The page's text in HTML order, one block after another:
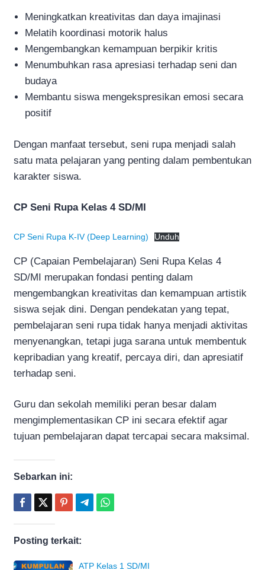
Meningkatkan kreativitas dan daya imajinasi
Melatih koordinasi motorik halus
Mengembangkan kemampuan berpikir kritis
Menumbuhkan rasa apresiasi terhadap seni dan
budaya
Membantu siswa mengekspresikan emosi secara
positif
Dengan manfaat tersebut, seni rupa menjadi salah
satu mata pelajaran yang penting dalam pembentukan
karakter siswa.
CP Seni Rupa Kelas 4 SD/MI
CP Seni Rupa K-IV (Deep Learning) Unduh
CP (Capaian Pembelajaran) Seni Rupa Kelas 4
SD/MI merupakan fondasi penting dalam
mengembangkan kreativitas dan kemampuan artistik
siswa sejak dini. Dengan pendekatan yang tepat,
pembelajaran seni rupa tidak hanya menjadi aktivitas
menyenangkan, tetapi juga sarana untuk membentuk
kepribadian yang kreatif, percaya diri, dan apresiatif
terhadap seni.
Guru dan sekolah memiliki peran besar dalam
mengimplementasikan CP ini secara efektif agar
tujuan pembelajaran dapat tercapai secara maksimal.
Sebarkan ini:
Posting terkait:
ATP Kelas 1 SD/MI